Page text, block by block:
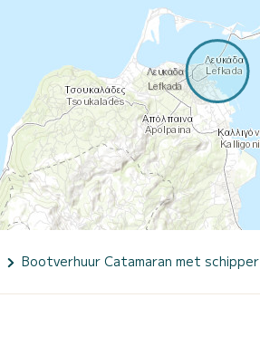
Bootverhuur Catamaran met schipper